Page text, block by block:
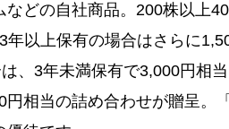
どの自社商品。200株以上
年以上保有の場合はさらに
、3年未満保有で3,000円相
円相当の詰め合わせが贈呈。